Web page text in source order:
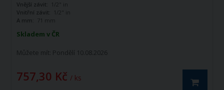
Skladem v ČR
Můžete mít: Pondělí 10.08.2026
757,30 Kč / ks
Vnější závit:
1/2" in
Vnitřní závit:
1/2" in
A mm:
71 mm